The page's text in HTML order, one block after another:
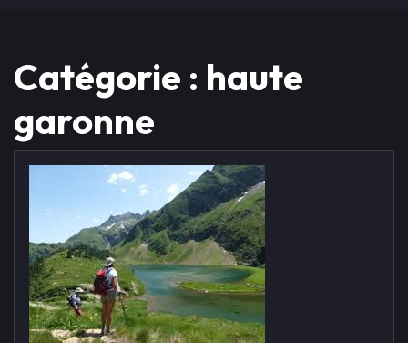
Catégorie : haute
garonne